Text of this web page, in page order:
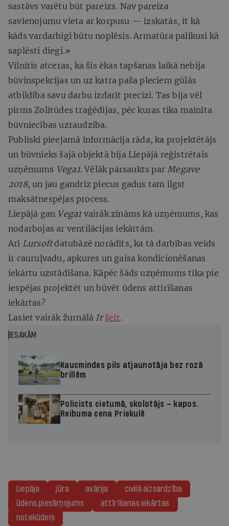
sastāvs varētu būt pareizs. Nav pareiza
savienojumu vieta ar korpusu — izskatās, it kā
kāds vardarbīgi būtu noplēsis. Armatūra palikusi kā
saplēsti diegi.»
Vilnītis atceras, ka šīs ēkas tapšanas laikā nebija
būvinspekcijas un uz katra paša pleciem gūlās
atbildība savu darbu izdarīt precīzi. Tas bija vēl
pirms Zolitūdes traģēdijas, pēc kuras tika mainīta
būvniecības uzraudzība.
Publiski pieejamā informācija rāda, ka projektētājs
un būvnieks šajā objektā bija Liepājā reģistrētais
uzņēmums Vega1. Vēlāk pārsaukts par Megave
2018, un jau gandrīz piecus gadus tam ilgst
maksātnespējas process.
Liepājā gan Vega1 vairāk zināms kā uzņēmums, kas
nodarbojas ar ventilācijas iekārtām.
Arī Lursoftdatubāzē norādīts, ka tā darbības veids
ir cauruļvadu, apkures un gaisa kondicionēšanas
iekārtu uzstādīšana. Kāpēc šāds uzņēmums tika pie
iespējas projektēt un būvēt ūdens attīrīšanas
iekārtas?
Lasiet vairāk žurnālā Iršeit.
IESAKĀM
Kaucmindes pils atjaunotāja bez rozā
brillēm
Policists cietumā, skolotājs – kapos.
Reibuma cena Priekulē
Liepāja jūra avārija
civilā aizsardzība
ūdens piesārņojums
attīrīšanas iekārtas
notekūdeņi